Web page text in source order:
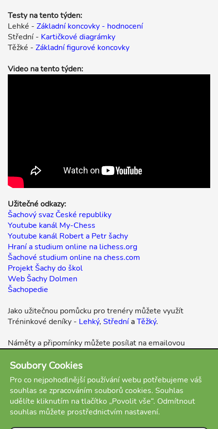
Testy na tento týden:
Lehké - Základní koncovky - hodnocení
Střední - Kartičkové diagrámky
Těžké - Základní figurové koncovky
Video na tento týden:
Užitečné odkazy:
Šachový svaz České republiky
Youtube kanál My-Chess
Youtube kanál Robert a Petr šachy
Hraní a studium online na lichess.org
Šachové studium online na chess.com
Projekt Šachy do škol
Web Šachy Dolmen
Šachopedie
Jako užitečnou pomůcku pro trenéry můžete využít
Tréninkové deníky - Lehký, StředníaTěžký.
Náměty a připomínky můžete posílat na emailovou
Přílohy:
Úkoly My-Chess 35 13.05.2024 Lehké
Úkoly My-Chess 35 13.05.2024 Střední
Úkoly My-Chess 35 13.05.2024 Těžké
Soubory Cookies
Pro co nejpohodlnější používání webu potřebujeme váš
souhlas se zpracováním souborů cookies. Souhlas
udělíte kliknutím na tlačítko „Povolit vše“. Odmítnout
souhlas můžete prostřednictvím nastavení.